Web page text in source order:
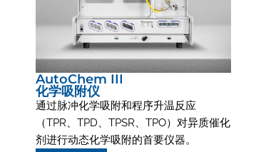
AutoChem III
化学吸附仪
通过脉冲化学吸附和程序升温反应
（TPR、TPD、TPSR、TPO）对异质催化
剂进行动态化学吸附的首要仪器。